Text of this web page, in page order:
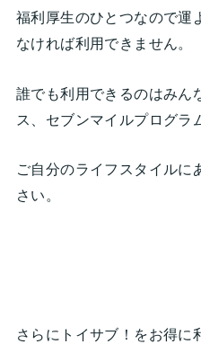
福利厚生のひとつなので運
なければ利用できません。
誰でも利用できるのはみん
ス、セブンマイルプログラ
ご自分のライフスタイルに
さい。
さらにトイサブ！をお得に